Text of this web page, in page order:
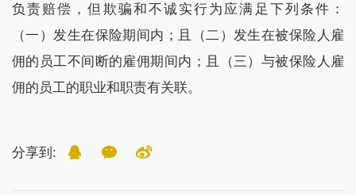
负责赔偿，但欺骗和不诚实行为应满足下列条件：
（一）发生在保险期间内；且（二）发生在被保险人雇
佣的员工不间断的雇佣期间内；且（三）与被保险人雇
佣的员工的职业和职责有关联。
分享到: